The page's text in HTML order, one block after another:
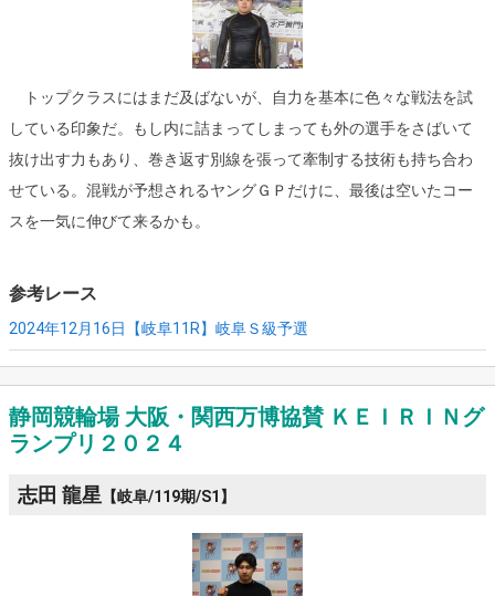
トップクラスにはまだ及ばないが、自力を基本に色々な戦法を試
している印象だ。もし内に詰まってしまっても外の選手をさばいて
抜け出す力もあり、巻き返す別線を張って牽制する技術も持ち合わ
せている。混戦が予想されるヤングＧＰだけに、最後は空いたコー
スを一気に伸びて来るかも。
参考レース
2024年12月16日【岐阜11R】 岐阜Ｓ級予選
静岡競輪場 大阪・関西万博協賛 ＫＥＩＲＩＮグ
ランプリ２０２４
志田 龍星 【岐阜/119期/S1】